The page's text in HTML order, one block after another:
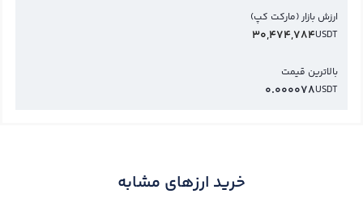
ارزش بازار (مارکت کپ)
USDT
30,474,784
بالاترین قیمت
USDT
0.000078
خرید ارزهای مشابه